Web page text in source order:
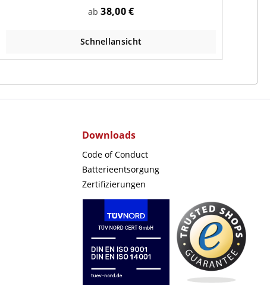
ab38,00 €
Schnellansicht
Downloads
Code of Conduct
Batterieentsorgung
Zertifizierungen